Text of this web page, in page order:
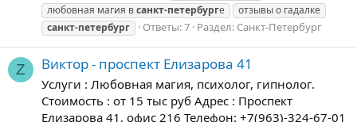
любовная магия всанкт-петербурге
отзывы о гадалке
санкт-петербург
Ответы: 7 Раздел: Санкт-Петербург
Z Виктор - проспект Елизарова 41
Услуги : Любовная магия, психолог, гипнолог.
Стоимость : от 15 тыс руб Адрес : Проспект
Елизарова 41, офис 216 Телефон: +7(963)-324-67-01